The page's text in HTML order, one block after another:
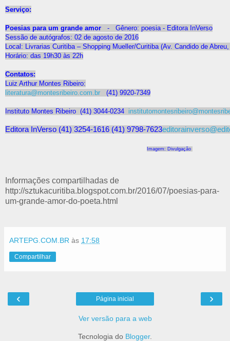
Serviço:
Poesias para um grande amor - Gênero: poesia - Editora InVerso
Sessão de autógrafos: 02 de agosto de 2016
Local: Livrarias Curitiba – Shopping Mueller/Curitiba (Av. Candido de
Horário: das 19h30 às 22h
Contatos:
Luiz Arthur Montes Ribeiro:
literatura@montesribeiro.com.br (41) 9920-7349
Instituto Montes Ribeiro (41) 3044-0234
Editora InVerso (41) 3254-1616 (41) 9798-7623
Imagem: Divulgação
Informações compartilhadas de
http://sztukacuritiba.blogspot.com.br/2016/07/poesias-para-
um-grande-amor-do-poeta.html
ARTEPG.COM.BR às 17:58
Compartilhar
‹ ›
Página inicial
Ver versão para a web
Tecnologia do Blogger.